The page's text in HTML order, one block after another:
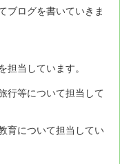
ブログを書いていきま
担当しています。
行等について担当して
育について担当してい